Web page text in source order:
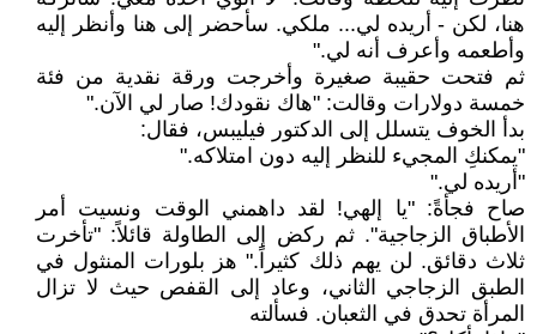
هنا، لكن - أريده لي... ملكي. سأحضر إلى هنا وأنظر إليه
وأطعمه وأعرف أنه لي."
ثم فتحت حقيبة صغيرة وأخرجت ورقة نقدية من فئة
خمسة دولارات وقالت: "هاك نقودك! صار لي الآن."
بدأ الخوف يتسلل إلى الدكتور فيليبس، فقال:
"يمكنكِ المجيء للنظر إليه دون امتلاكه."
"أريده لي."
صاح فجأةً: "يا إلهي! لقد داهمني الوقت ونسيت أمر
الأطباق الزجاجية". ثم ركض إلى الطاولة قائلاً: "تأخرت
ثلاث دقائق. لن يهم ذلك كثيراً." هز بلورات المنثول في
الطبق الزجاجي الثاني، وعاد إلى القفص حيث لا تزال
المرأة تحدق في الثعبان. فسألته